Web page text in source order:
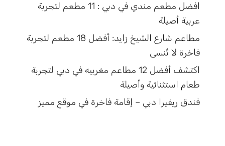
افضل مطعم مندي في دبي : 11 مطعم لتجربة
عربية أصيلة
مطاعم شارع الشيخ زايد: أفضل 18 مطعم لتجربة
فاخرة لا تُنسى
اكتشف أفضل 12 مطاعم مغربيه في دبي لتجربة
طعام استثنائية وأصيلة
فندق ريفيرا دبي – إقامة فاخرة في موقع مميز